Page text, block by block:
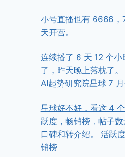
小号直播也有 6666，
天开营。
连续播了 6 天 12 个小
了，昨天晚上落枕了
AI起势研究院星球 7
星球好不好，看这 4
跃度，畅销榜，帖子
口碑和转介绍。 活跃
销榜